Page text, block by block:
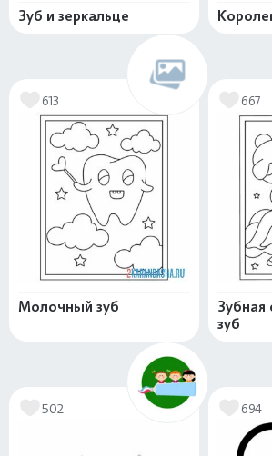
Зуб и зеркальце
613
Молочный зуб
667
зуб
502 694